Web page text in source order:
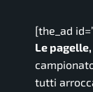
[the_ad
Le
tutti